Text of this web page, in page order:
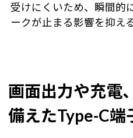
受けにくいため、瞬間的
ークが止まる影響を抑え
画面出力や充電
備えたType-C端